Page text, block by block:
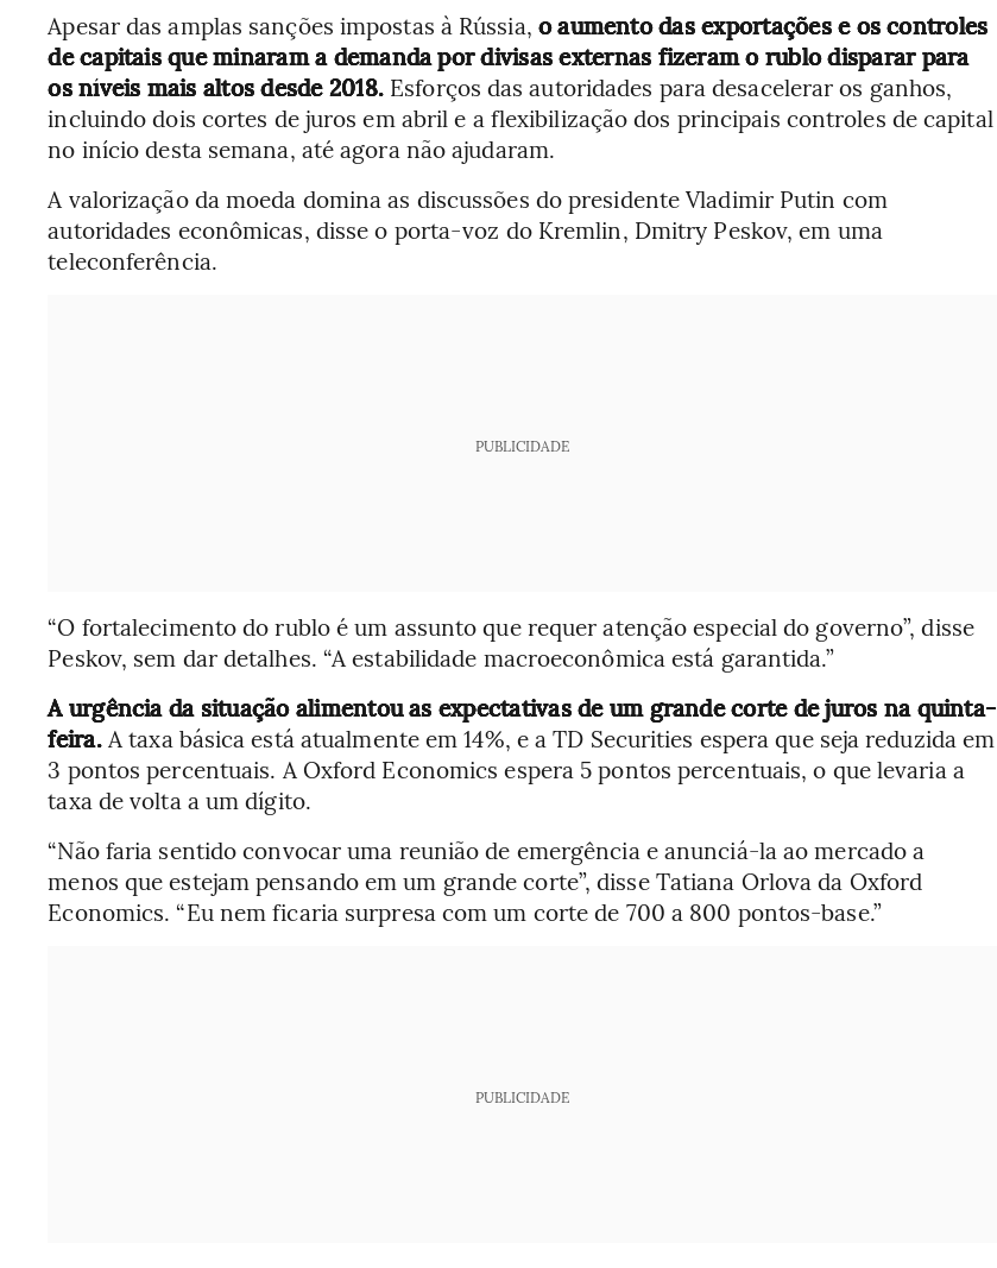
Apesar das amplas sanções impostas à Rússia, o aumento das exportações e os controles
de capitais que minaram a demanda por divisas externas fizeram o rublo disparar para
os níveis mais altos desde 2018. Esforços das autoridades para desacelerar os ganhos,
incluindo dois cortes de juros em abril e a flexibilização dos principais controles de capital
no início desta semana, até agora não ajudaram.
A valorização da moeda domina as discussões do presidente Vladimir Putin com
autoridades econômicas, disse o porta-voz do Kremlin, Dmitry Peskov, em uma
teleconferência.
PUBLICIDADE
“O fortalecimento do rublo é um assunto que requer atenção especial do governo”, disse
Peskov, sem dar detalhes. “A estabilidade macroeconômica está garantida.”
A urgência da situação alimentou as expectativas de um grande corte de juros na quinta-
feira. A taxa básica está atualmente em 14%, e a TD Securities espera que seja reduzida em
3 pontos percentuais. A Oxford Economics espera 5 pontos percentuais, o que levaria a
taxa de volta a um dígito.
“Não faria sentido convocar uma reunião de emergência e anunciá-la ao mercado a
menos que estejam pensando em um grande corte”, disse Tatiana Orlova da Oxford
Economics. “Eu nem ficaria surpresa com um corte de 700 a 800 pontos-base.”
PUBLICIDADE